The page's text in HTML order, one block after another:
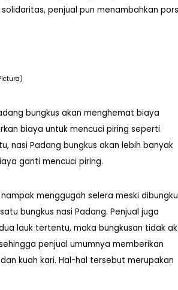
penjual pun menambahkan
bungkus akan menghemat biaya
biaya untuk mencuci piring seperti
nasi Padang bungkus akan lebih banyak
ganti mencuci piring.
menggugah selera meski
bungkus nasi Padang. Penjual juga
lauk tertentu, maka bungkusan tidak
penjual umumnya memberikan
kuah kari. Hal-hal tersebut merupakan